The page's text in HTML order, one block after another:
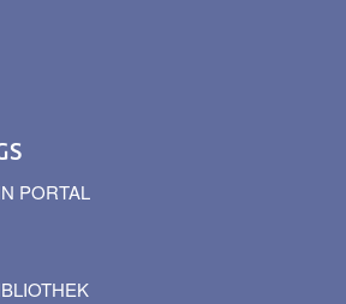
PORTAL